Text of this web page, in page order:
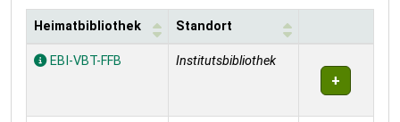
Exemplare
Heimatbibliothek Standort
EBI-VBT-FFB Institutsbibliothek